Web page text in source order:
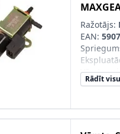
Ražotājs:
EAN:
Vārsta
Rādīt